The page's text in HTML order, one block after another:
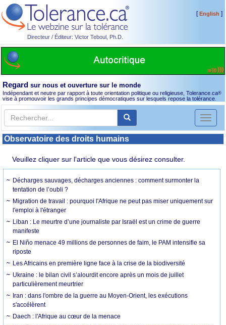
Directeur / Éditeur: Victor Teboul, Ph.D.
[English ]
Regard sur nous et ouverture sur le monde
Indépendant et neutre par rapport à toute orientation politique ou religieuse, Tolerance.ca®
vise à promouvoir les grands principes démocratiques sur lesquels repose la tolérance.
Toggle
Observatoire des droits humains
Veuillez cliquer sur l'article que vous désirez consulter.
Décharges sauvages, décharges anciennes : comment surmonter la
tentation de l’oubli ?
Migration de travail : pourquoi l'Afrique ne peut pas miser uniquement sur
l'emploi à l'étranger
Liban : Le meurtre d’une journaliste par Israël est un crime de guerre
manifeste
El Niño menace 49 millions de personnes de faim, le PAM intensifie sa
riposte
Les Africains en première ligne face à la crise de la biodiversité
Ukraine : le bilan civil s’alourdit encore après un mois de juillet
particulièrement meurtrier
Iran : dans l'ombre de la guerre au Moyen-Orient, les exécutions
s'accélèrent
Daech : l'Afrique au cœur de la menace